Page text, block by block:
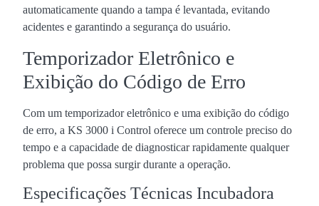
automaticamente quando a tampa é levantada, evitando
acidentes e garantindo a segurança do usuário.
Temporizador Eletrônico e
Exibição do Código de Erro
Com um temporizador eletrônico e uma exibição do código
de erro, a KS 3000 i Control oferece um controle preciso do
tempo e a capacidade de diagnosticar rapidamente qualquer
problema que possa surgir durante a operação.
Especificações Técnicas Incubadora